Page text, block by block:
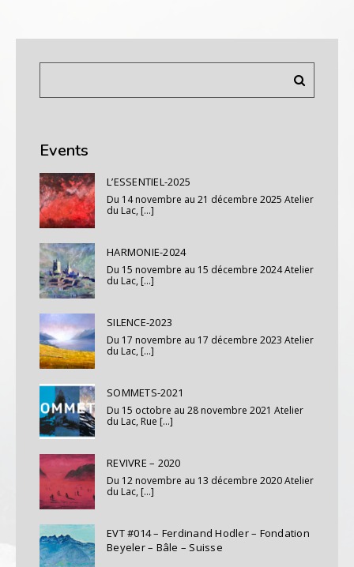
Events
L’ESSENTIEL-2025
Du 14 novembre au 21 décembre 2025 Atelier
du Lac, [...]
HARMONIE-2024
Du 15 novembre au 15 décembre 2024 Atelier
du Lac, [...]
SILENCE-2023
Du 17 novembre au 17 décembre 2023 Atelier
du Lac, [...]
SOMMETS-2021
Du 15 octobre au 28 novembre 2021 Atelier
du Lac, Rue [...]
REVIVRE – 2020
Du 12 novembre au 13 décembre 2020 Atelier
du Lac, [...]
EVT #014 – Ferdinand Hodler – Fondation
Beyeler – Bâle – Suisse